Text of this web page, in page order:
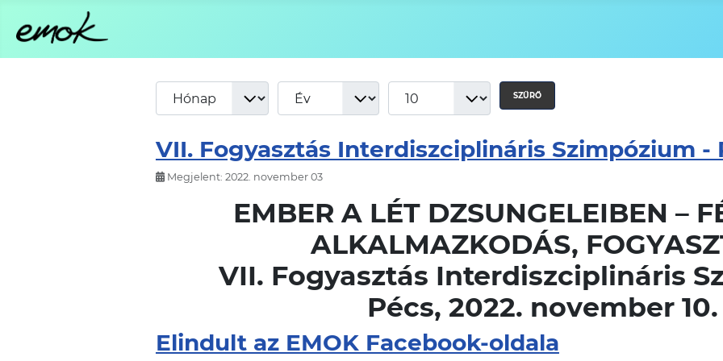
SZŰRŐ
VII. Fogyasztás Interdiszciplináris Szimpózium -
Megjelent: 2022. november 03
EMBER A LÉT DZSUNGELEIBEN –
ALKALMAZKODÁS,
VII. Fogyasztás Interdiszciplináris
Pécs, 2022. november 10.
Elindult az EMOK Facebook-oldala